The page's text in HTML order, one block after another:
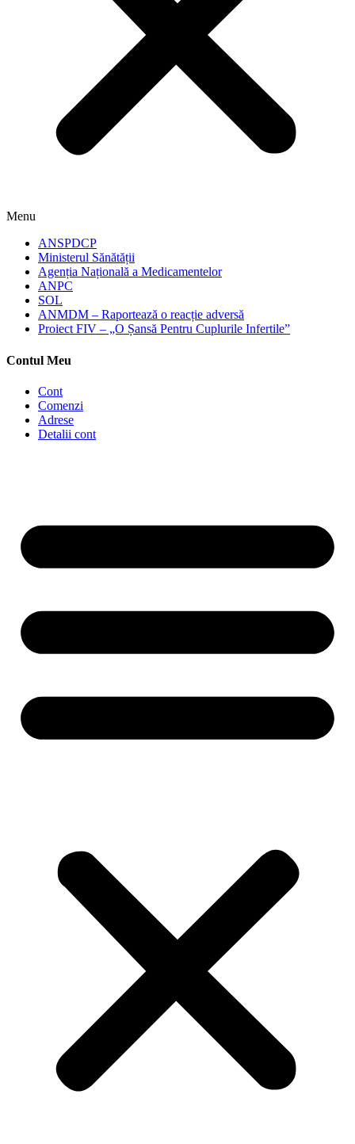
Menu
ANSPDCP
Ministerul Sănătății
Agenția Națională a Medicamentelor
ANPC
SOL
ANMDM – Raportează o reacție adversă
Proiect FIV – „O Șansă Pentru Cuplurile Infertile”
Contul Meu
Cont
Comenzi
Adrese
Detalii cont